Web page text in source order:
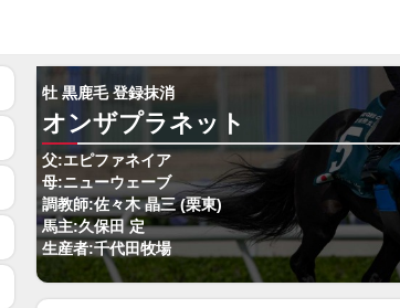
牡 黒鹿毛 登録抹消
オンザプラネット
父:エピファネイア
母:ニューウェーブ
調教師:佐々木 晶三 (栗東)
馬主:久保田 定
生産者:千代田牧場